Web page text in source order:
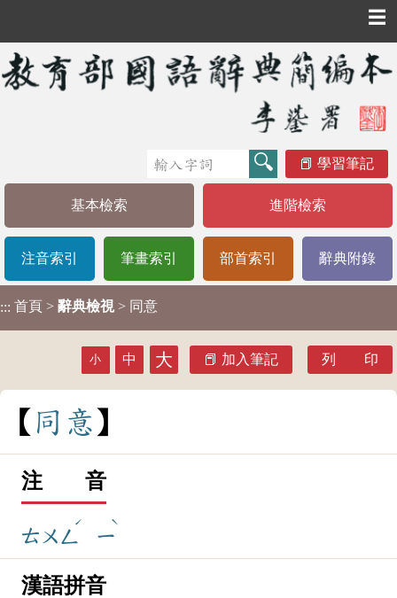
☰
學習筆記
基本檢索 進階檢索
注音索引 筆畫索引 部首索引 辭典附錄
::: 首頁 > 辭典檢視 > 同意
小 中 大 加入筆記 列 印
同 意
注 音
ㄊㄨㄥ
ˊ
ㄧ
ˋ
漢語拼音